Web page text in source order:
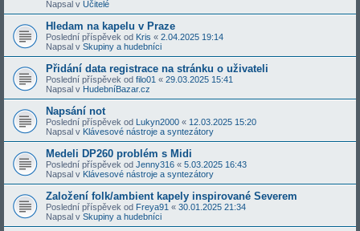
Napsal v Učitelé
Hledam na kapelu v Praze
Poslední příspěvek od Kris « 2.04.2025 19:14
Napsal v Skupiny a hudebníci
Přidání data registrace na stránku o uživateli
Poslední příspěvek od filo01 « 29.03.2025 15:41
Napsal v HudebníBazar.cz
Napsání not
Poslední příspěvek od Lukyn2000 « 12.03.2025 15:20
Napsal v Klávesové nástroje a syntezátory
Medeli DP260 problém s Midi
Poslední příspěvek od Jenny316 « 5.03.2025 16:43
Napsal v Klávesové nástroje a syntezátory
Založení folk/ambient kapely inspirované Severem
Poslední příspěvek od Freya91 « 30.01.2025 21:34
Napsal v Skupiny a hudebníci